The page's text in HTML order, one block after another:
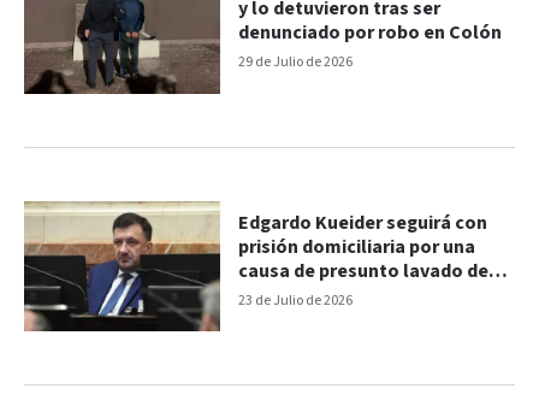
29 de Julio de 2026
y lo detuvieron tras ser
denunciado por robo en Colón
23 de Julio de 2026
Edgardo Kueider seguirá con
prisión domiciliaria por una
causa de presunto lavado de
activos